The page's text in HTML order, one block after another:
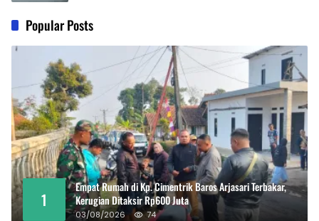
Popular Posts
1
Empat Rumah di Kp. Cimentrik Baros Arjasari Terbakar,
Kerugian Ditaksir Rp600 Juta
03/08/2026 74